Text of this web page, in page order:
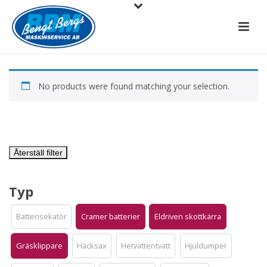
No products were found matching your selection.
Återställ filter
Typ
Batterisekatör Cramer batterier Eldriven skottkärra
Gräsklippare Häcksax Hetvattentvätt Hjuldumper